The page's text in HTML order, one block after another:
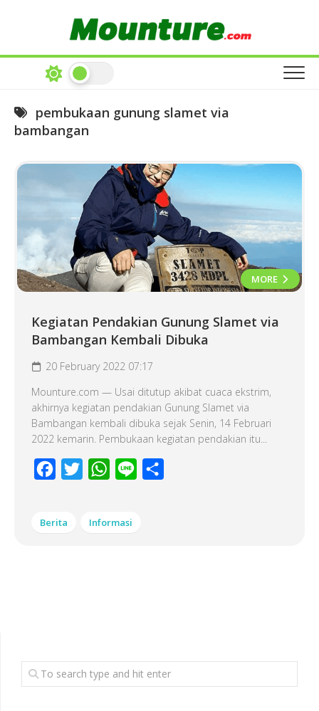
pembukaan gunung slamet via
bambangan
MORE
Kegiatan Pendakian Gunung Slamet via
Bambangan Kembali Dibuka
20 February 2022 07:17
Mounture.com — Usai ditutup akibat cuaca ekstrim,
akhirnya kegiatan pendakian Gunung Slamet via
Bambangan kembali dibuka sejak Senin, 14 Februari
2022 kemarin. Pembukaan kegiatan pendakian itu...
Facebook
Twitter WhatsApp
Line
Berita Informasi